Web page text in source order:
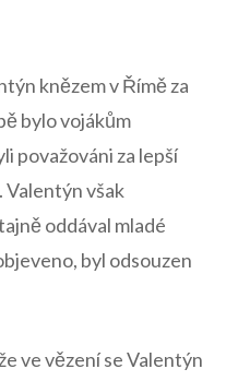
knězem v Římě za
bylo vojákům
považováni za ‍lepší⁣
Valentýn však
oddával mladé
byl odsouzen‍
ve vězení se ⁣Valentýn